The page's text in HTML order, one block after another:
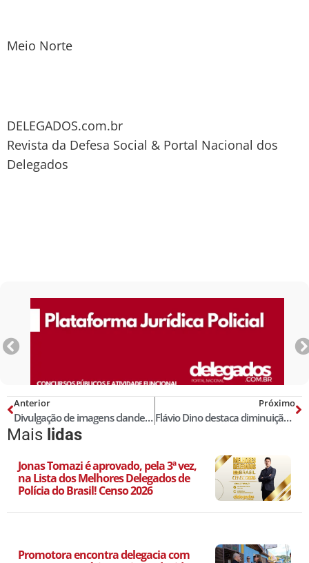
Meio Norte
DELEGADOS.com.br
Revista da Defesa Social & Portal Nacional dos
Delegados
Anterior
Divulgação de imagens clandestinas na internet
Próximo
Flávio Dino destaca diminuição de crimes em 100 dias de administração
Mais lidas
Jonas Tomazi é aprovado, pela 3ª vez,
na Lista dos Melhores Delegados de
Polícia do Brasil! Censo 2026
Promotora encontra delegacia com